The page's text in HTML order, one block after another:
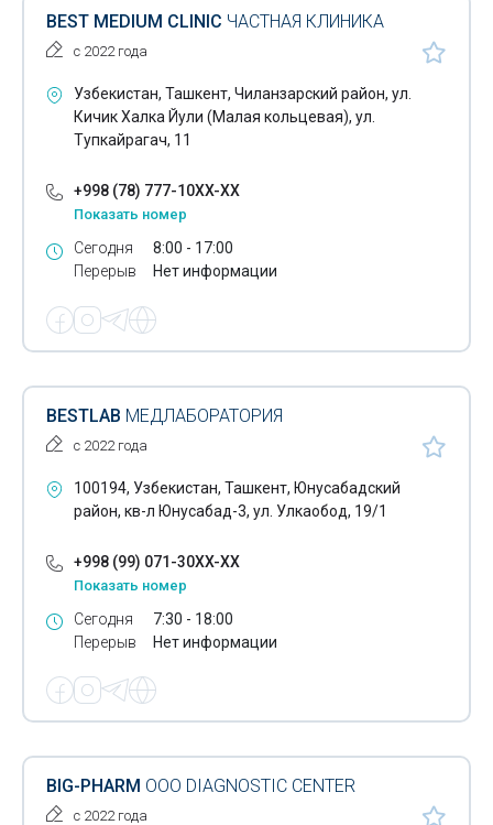
BEST MEDIUM CLINIC ЧАСТНАЯ КЛИНИКА
с 2022 года
Узбекистан, Ташкент, Чиланзарский район, ул.
Кичик Халка Йули (Малая кольцевая), ул.
Тупкайрагач, 11
+998 (78) 777-10XX-XX
Показать номер
Сегодня
Перерыв
8:00 - 17:00
Нет информации
BESTLAB МЕДЛАБОРАТОРИЯ
с 2022 года
100194, Узбекистан, Ташкент, Юнусабадский
район, кв-л Юнусабад-3, ул. Улкаобод, 19/1
+998 (99) 071-30XX-XX
Показать номер
Сегодня
Перерыв
7:30 - 18:00
Нет информации
BIG-PHARM ООО DIAGNOSTIC CENTER
с 2022 года